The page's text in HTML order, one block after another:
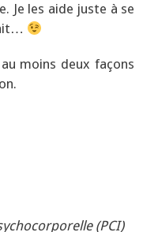
Je les aide juste à se
moins deux façons
(PCI)